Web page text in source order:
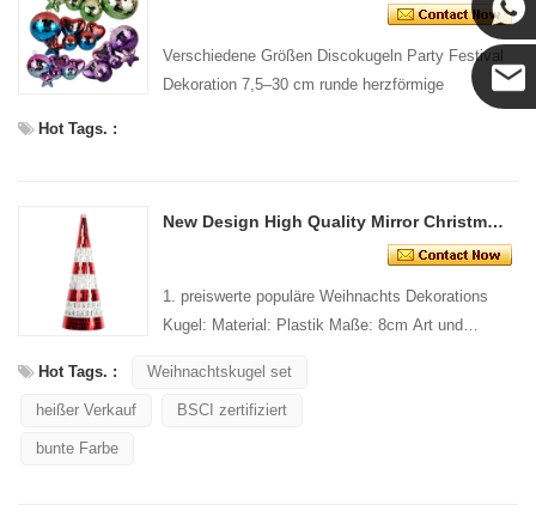
Verschiedene Größen Discokugeln Party Festival
Dekoration 7,5–30 cm runde herzförmige
Hot Tags. :
New Design High Quality Mirror Christmas Tree
1. preiswerte populäre Weihnachts Dekorations
Kugel: Material: Plastik Maße: 8cm Art und
1 PC/PP...
Hot Tags. : Weihnachtskugel set
heißer Verkauf BSCI zertifiziert
bunte Farbe